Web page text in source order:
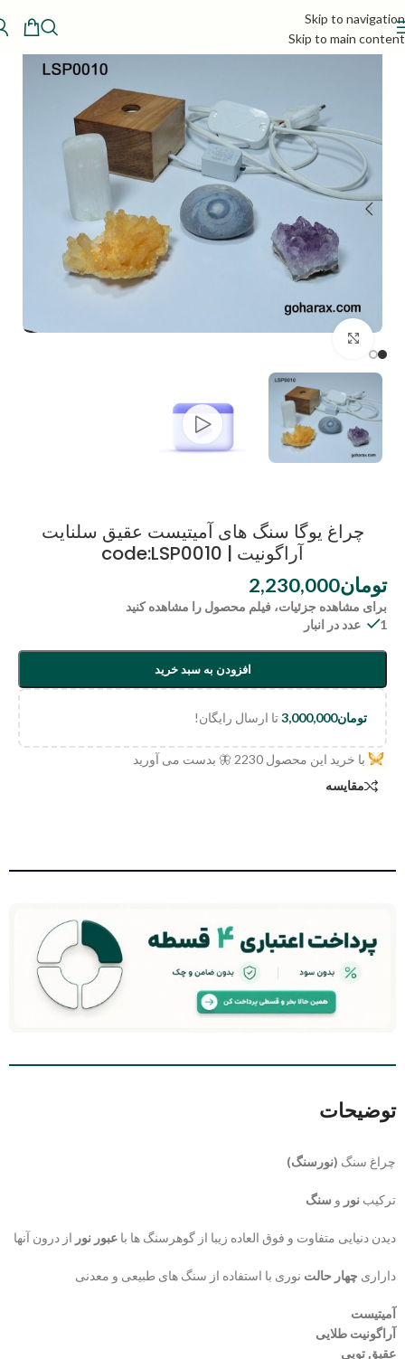
Skip to navigation
Skip to main content
چراغ یوگا سنگ های آمیتیست عقیق سلنایت
آراگونیت | code:LSP0010
تومان2,230,000
برای مشاهده جزئیات، فیلم محصول را مشاهده کنید
1 عدد در انبار
افزودن به سبد خرید
تومان3,000,000تا ارسال رایگان!
با خرید این محصول 2230 🦋 بدست می آورید
مقایسه
توضیحات
چراغ سنگ (نورسنگ)
ترکیب نور و سنگ
دیدن دنیایی متفاوت و فوق العاده زیبا از گوهرسنگ ها با عبور نور از درون آنها
داراری چهار حالت نوری با استفاده از سنگ های طبیعی و معدنی
آمیتیست
آراگونیت طلایی
عقیق توپی